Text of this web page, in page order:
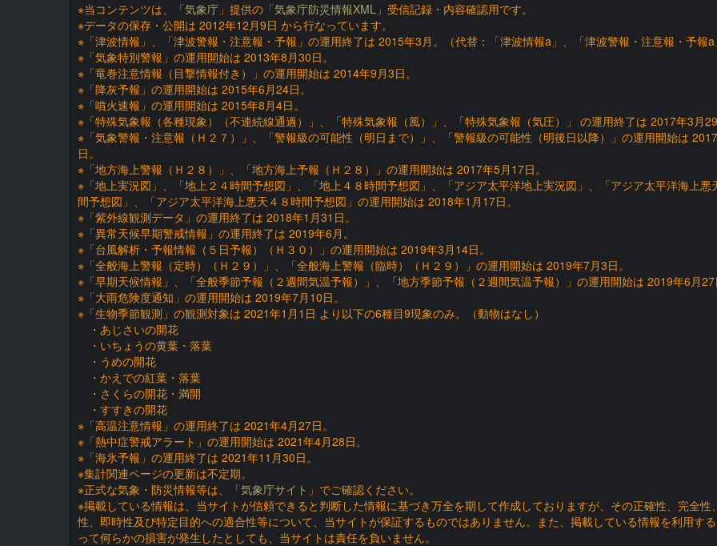
※当コンテンツは、「気象庁 」提供の「気象庁防災情報XML 」受信記録・内容確認用です。
※データの保存・公開は 2012年12月9日 から行なっています。
※「津波情報」、「津波警報・注意報・予報」の運用終了は 2015年3月。（代替：「津波情報a」、「津波警報・注意報・予報a
※「気象特別警報」の運用開始は 2013年8月30日。
※「竜巻注意情報（目撃情報付き）」の運用開始は 2014年9月3日。
※「降灰予報」の運用開始は 2015年6月24日。
※「噴火速報」の運用開始は 2015年8月4日。
※「特殊気象報（各種現象）（不連続線通過）」、「特殊気象報（風）」、「特殊気象報（気圧）」 の運用終了は 2017年3月29
※「気象警報・注意報（Ｈ２７）」、「警報級の可能性（明日まで）」、「警報級の可能性（明後日以降）」の運用開始は
日。
※「地方海上警報（Ｈ２８）」、「地方海上予報（Ｈ２８）」の運用開始は 2017年5月17日。
※「地上実況図」、「地上２４時間予想図」、「地上４８時間予想図」、「アジア太平洋地上実況図」、「アジア太平洋海上悪
間予想図」、「アジア太平洋海上悪天４８時間予想図」の運用開始は 2018年1月17日。
※「紫外線観測データ」の運用終了は 2018年1月31日。
※「異常天候早期警戒情報」の運用終了は 2019年6月。
※「台風解析・予報情報（５日予報）（Ｈ３０）」の運用開始は 2019年3月14日。
※「全般海上警報（定時）（Ｈ２９）」、「全般海上警報（臨時）（Ｈ２９）」の運用開始は 2019年7月3日。
※「早期天候情報」、「全般季節予報（２週間気温予報）」、「地方季節予報（２週間気温予報）」の運用開始は 2019年6月27
※「大雨危険度通知」の運用開始は 2019年7月10日。
※「生物季節観測」の観測対象は 2021年1月1日 より以下の6種目9現象のみ。（動物はなし）
・あじさいの開花
・いちょうの黄葉・落葉
・うめの開花
・かえでの紅葉・落葉
・さくらの開花・満開
・すすきの開花
※「高温注意情報」の運用終了は 2021年4月27日。
※「熱中症警戒アラート」の運用開始は 2021年4月28日。
※「海氷予報」の運用終了は 2021年11月30日。
※集計関連ページの更新は不定期。
※正式な気象・防災情報等は、「気象庁サイト 」でご確認ください。
※掲載している情報は、当サイトが信頼できると判断した情報に基づき万全を期して作成しておりますが、その正確性、完全性
性、即時性及び特定目的への適合性等について、当サイトが保証するものではありません。また、掲載している情報を利用す
って何らかの損害が発生したとしても、当サイトは責任を負いません。